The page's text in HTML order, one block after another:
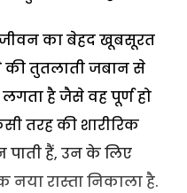
का बेहद खूबसूरत
की तुतलाती जबान से
है जैसे वह पूर्ण हो
तरह की शारीरिक
पाती हैं, उन के लिए
रास्ता निकाला है.